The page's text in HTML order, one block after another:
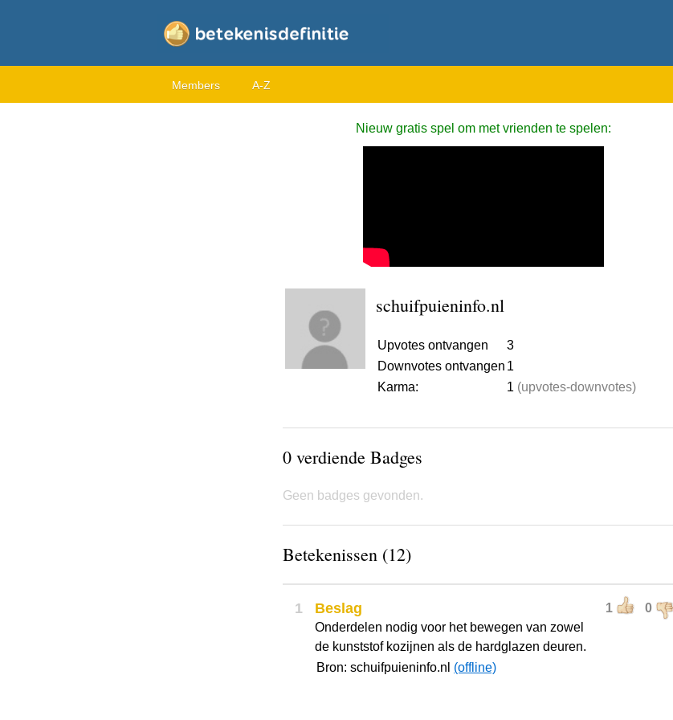
Members A-Z
Nieuw gratis spel om met vrienden te spelen:
schuifpuieninfo.nl
Upvotes ontvangen
3
Downvotes ontvangen 1
Karma:
1 (upvotes-downvotes)
0 verdiende Badges
Geen badges gevonden.
Betekenissen (12)
1 1 0
Beslag
Onderdelen nodig voor het bewegen van zowel
de kunststof kozijnen als de hardglazen deuren.
Bron: schuifpuieninfo.nl (offline)